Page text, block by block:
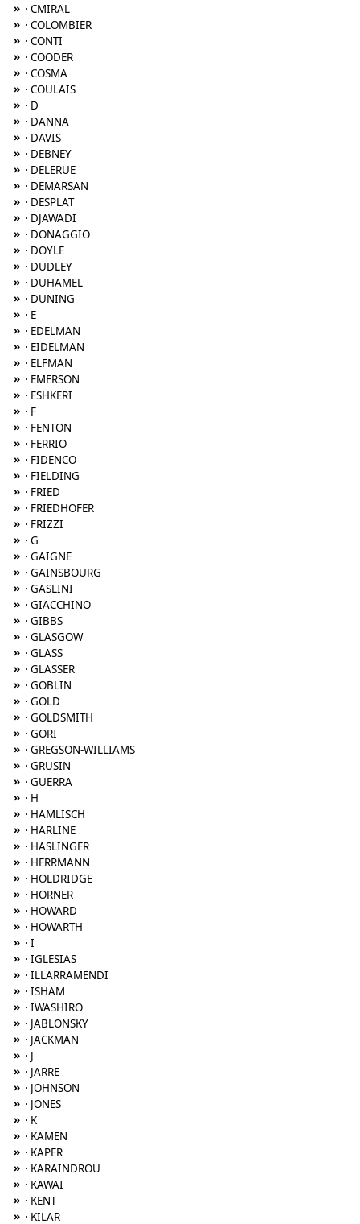
» · CMIRAL
» · COLOMBIER
» · CONTI
» · COODER
» · COSMA
» · COULAIS
» · D
» · DANNA
» · DAVIS
» · DEBNEY
» · DELERUE
» · DEMARSAN
» · DESPLAT
» · DJAWADI
» · DONAGGIO
» · DOYLE
» · DUDLEY
» · DUHAMEL
» · DUNING
» · E
» · EDELMAN
» · EIDELMAN
» · ELFMAN
» · EMERSON
» · ESHKERI
» · F
» · FENTON
» · FERRIO
» · FIDENCO
» · FIELDING
» · FRIED
» · FRIEDHOFER
» · FRIZZI
» · G
» · GAIGNE
» · GAINSBOURG
» · GASLINI
» · GIACCHINO
» · GIBBS
» · GLASGOW
» · GLASS
» · GLASSER
» · GOBLIN
» · GOLD
» · GOLDSMITH
» · GORI
» · GREGSON-WILLIAMS
» · GRUSIN
» · GUERRA
» · H
» · HAMLISCH
» · HARLINE
» · HASLINGER
» · HERRMANN
» · HOLDRIDGE
» · HORNER
» · HOWARD
» · HOWARTH
» · I
» · IGLESIAS
» · ILLARRAMENDI
» · ISHAM
» · IWASHIRO
» · JABLONSKY
» · JACKMAN
» · J
» · JARRE
» · JOHNSON
» · JONES
» · K
» · KAMEN
» · KAPER
» · KARAINDROU
» · KAWAI
» · KENT
» · KILAR